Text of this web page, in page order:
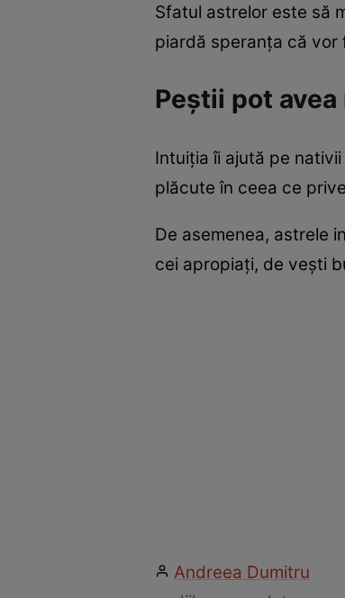
Sfatul astrelor este să
piardă speranța că vor
Peștii pot
Intuiția îi ajută pe
plăcute în ceea ce
De asemenea, astrele
cei apropiați, de vești
Andreea Dumitru